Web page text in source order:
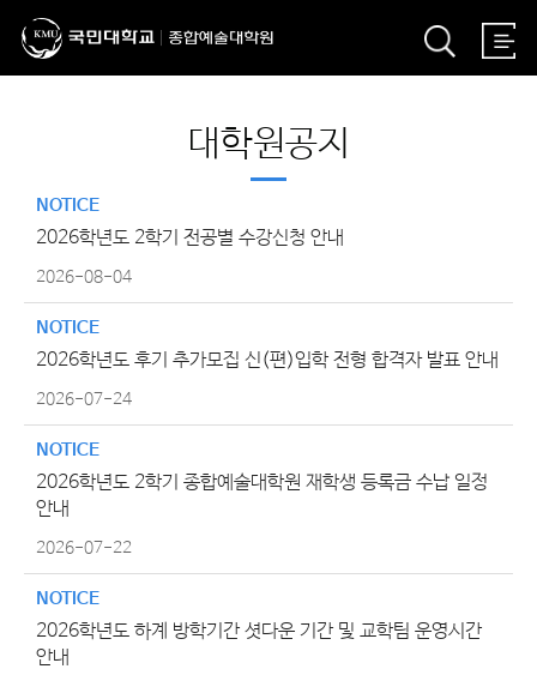
대학원공지
NOTICE
2026학년도 2학기 전공별 수강신청 안내
2026-08-04
NOTICE
2026학년도 후기 추가모집 신(편)입학 전형 합격자 발표 안내
2026-07-24
NOTICE
2026학년도 2학기 종합예술대학원 재학생 등록금 수납 일정
안내
2026-07-22
NOTICE
2026학년도 하계 방학기간 셧다운 기간 및 교학팀 운영시간
안내